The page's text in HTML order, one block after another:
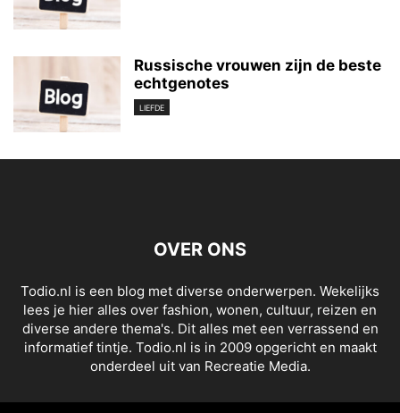
Russische vrouwen zijn de beste
echtgenotes
LIEFDE
OVER ONS
Todio.nl is een blog met diverse onderwerpen. Wekelijks
lees je hier alles over fashion, wonen, cultuur, reizen en
diverse andere thema's. Dit alles met een verrassend en
informatief tintje. Todio.nl is in 2009 opgericht en maakt
onderdeel uit van Recreatie Media.